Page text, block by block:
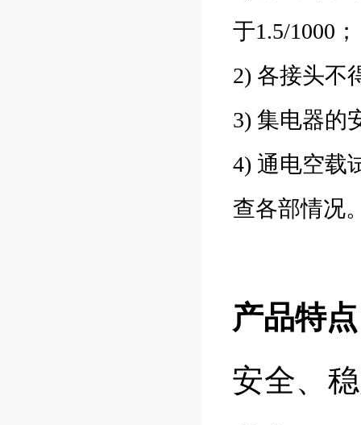
于1.5/1000；
2) 各接头不
3) 集电器的
4) 通电空载
查各部情况
产品特
安全、